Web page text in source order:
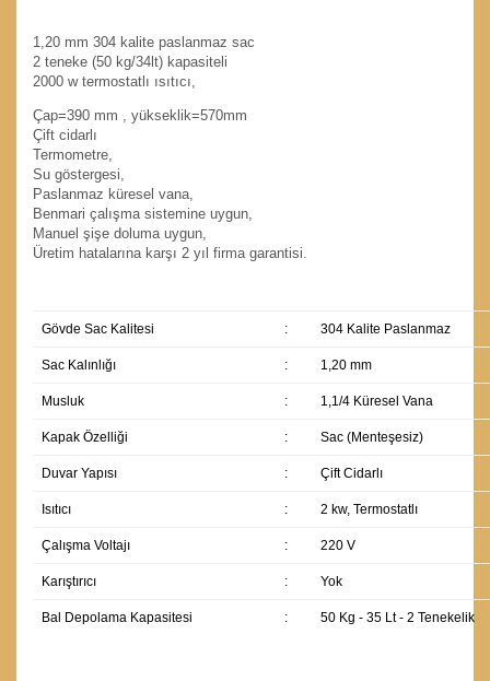
1,20 mm 304 kalite paslanmaz sac
2 teneke (50 kg/34l t) kapasiteli
2000 w termostatlı ısıtıcı,
Çap=390 mm , yükseklik=570mm
Çift cidarlı
Termometre,
Su göstergesi,
Paslanmaz küresel vana,
Benmari çalışma sistemine uygun,
Manuel şişe doluma uygun,
Üretim hatalarına karşı 2 yıl firma garantisi.
Gövde Sac Kalitesi : 304 Kalite Paslanmaz
Sac Kalınlığı : 1,20 mm
Musluk : 1,1/4 Küresel Vana
Kapak Özelliği : Sac (Menteşesiz)
Duvar Yapısı : Çift Cidarlı
Isıtıcı : 2 kw, Termostatlı
Çalışma Voltajı : 220 V
Karıştırıcı : Yok
Bal Depolama Kapasitesi : 50 Kg - 35 Lt - 2 Tenekelik